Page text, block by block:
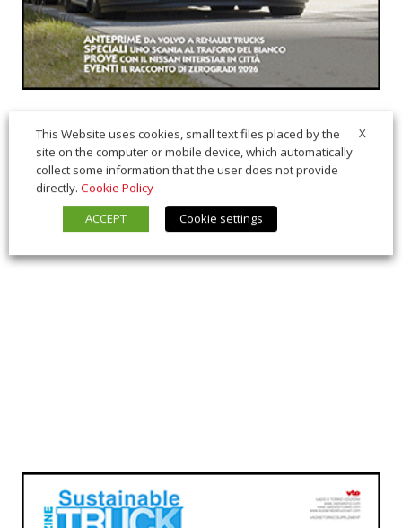
X
This Website uses cookies, small text files placed by the
site on the computer or mobile device, which automatically
collect some information that the user does not provide
directly. Cookie Policy
ACCEPT
Cookie settings